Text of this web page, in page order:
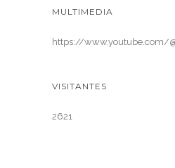
MULTIMEDIA
https://www.youtube.com/
VISITANTES
2621